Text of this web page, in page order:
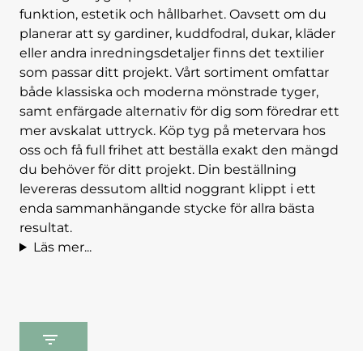
funktion, estetik och hållbarhet. Oavsett om du
planerar att sy gardiner, kuddfodral, dukar, kläder
eller andra inredningsdetaljer finns det textilier
som passar ditt projekt. Vårt sortiment omfattar
både klassiska och moderna mönstrade tyger,
samt enfärgade alternativ för dig som föredrar ett
mer avskalat uttryck. Köp tyg på metervara hos
oss och få full frihet att beställa exakt den mängd
du behöver för ditt projekt. Din beställning
levereras dessutom alltid noggrant klippt i ett
enda sammanhängande stycke för allra bästa
resultat.
Läs mer...